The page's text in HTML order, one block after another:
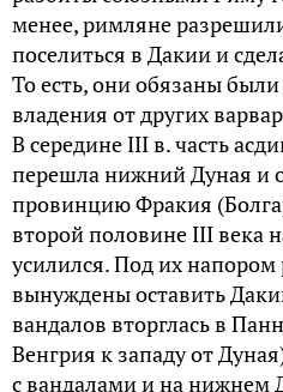
менее, римляне
поселиться в Дакии и
То есть, они обязаны
владения от других
В середине III в. часть
перешла нижний Дуная и
провинцию Фракия
второй половине III века
усилился. Под их
вынуждены оставить
вандалов вторглась в
Венгрия к западу от
с вандалами и на нижнем